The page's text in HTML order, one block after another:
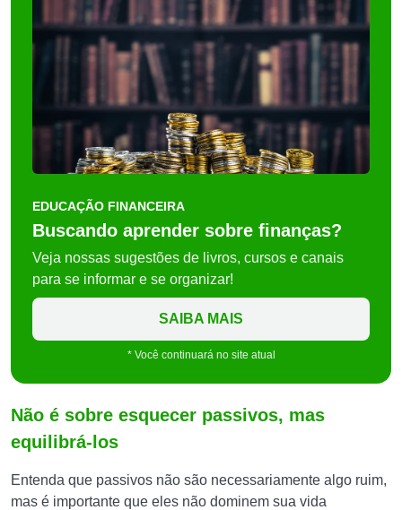
EDUCAÇÃO FINANCEIRA
Buscando aprender sobre finanças?
Veja nossas sugestões de livros, cursos e canais
para se informar e se organizar!
SAIBA MAIS
* Você continuará no site atual
Não é sobre esquecer passivos, mas
equilibrá-los
Entenda que passivos não são necessariamente algo ruim,
mas é importante que eles não dominem sua vida